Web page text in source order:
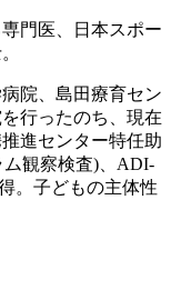
門医、日本スポー
院、島田療育セン
行ったのち、現在
進センター特任助
ム観察検査)、ADI-
。子どもの主体性